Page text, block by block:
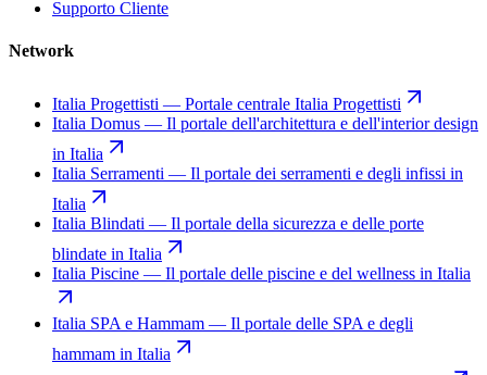
Supporto Cliente
Network
Italia Progettisti — Portale centrale Italia Progettisti
Italia Domus — Il portale dell'architettura e dell'interior design
in Italia
Italia Serramenti — Il portale dei serramenti e degli infissi in
Italia
Italia Blindati — Il portale della sicurezza e delle porte
blindate in Italia
Italia Piscine — Il portale delle piscine e del wellness in Italia
Italia SPA e Hammam — Il portale delle SPA e degli
hammam in Italia